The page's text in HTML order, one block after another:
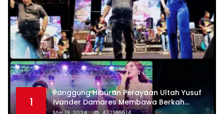
1
Panggung Hiburan Perayaan Ultah Yusuf
Ivander Damares Membawa Berkah
Warga Kejapanan
Mei 19, 2024 432146514